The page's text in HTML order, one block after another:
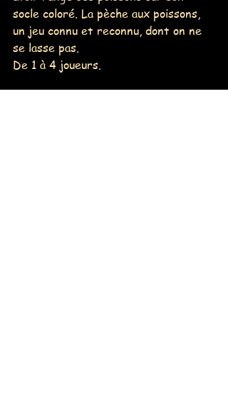
socle coloré. La pèche aux poissons,
un jeu connu et reconnu, dont on ne
se lasse pas.
De 1 à 4 joueurs.